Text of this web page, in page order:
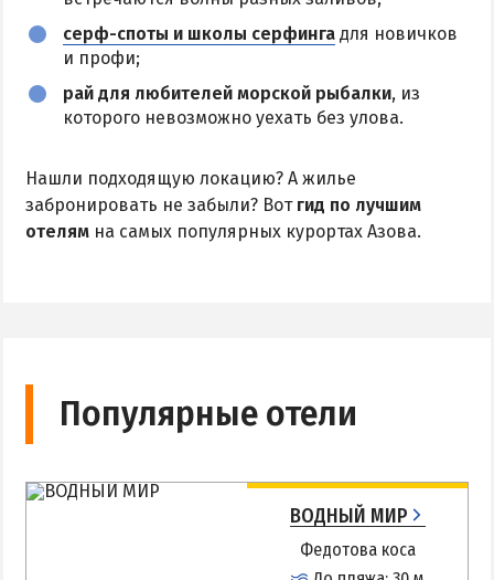
серф-споты и школы серфинга для новичков
и профи;
рай для любителей морской рыбалки, из
которого невозможно уехать без улова.
Нашли подходящую локацию? А жилье
забронировать не забыли? Вот гид по лучшим
отелям на самых популярных курортах Азова.
Популярные отели
ВОДНЫЙ МИР
Федотова коса